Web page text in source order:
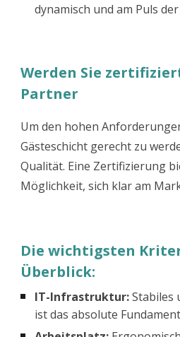
dynamisch und am Puls
Werden Sie
Partner
Um den hohen
Gästeschicht gerecht zu
Qualität. Eine Zertifizierung
Möglichkeit, sich klar am
Die wichtigsten
Überblick:
IT-Infrastruktur:Stabiles
ist das absolute